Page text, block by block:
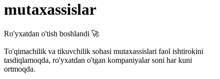
mutaxassislar
Ro'yxatdan o'tish boshlandi 🚀
To'qimachilik va tikuvchilik sohasi mutaxassislari faol ishtirokini
tasdiqlamoqda, ro'yxatdan o'tgan kompaniyalar soni har kuni
ortmoqda.